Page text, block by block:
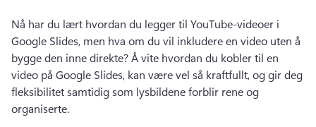
Nå har du lært hvordan du legger til YouTube-videoer i
Google Slides, men hva om du vil inkludere en video uten å
bygge den inne direkte? Å vite hvordan du kobler til en
video på Google Slides, kan være vel så kraftfullt, og gir deg
fleksibilitet samtidig som lysbildene forblir rene og
organiserte.